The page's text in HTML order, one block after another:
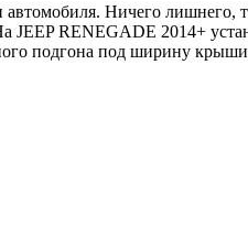
Ничего лишнего,
RENEGADE 2014+
подгона под ширину